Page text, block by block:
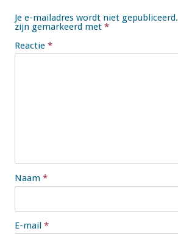
Je e-mailadres wordt niet gepubliceerd.
zijn gemarkeerd met *
Reactie *
Naam *
E-mail *